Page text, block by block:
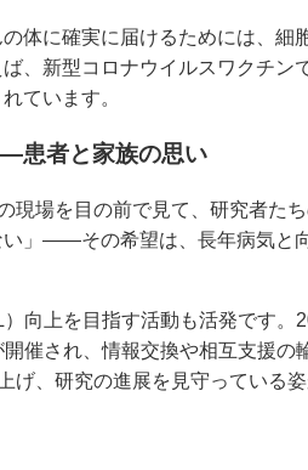
体に確実に届けるためには、細
、新型コロナウイルスワクチン
ています。
患者と家族の思い
場を目の前で見て、研究者た
い」――その希望は、長年病気と
向上を目指す活動も活発です。
催され、情報交換や相互支援の
げ、研究の進展を見守っている姿